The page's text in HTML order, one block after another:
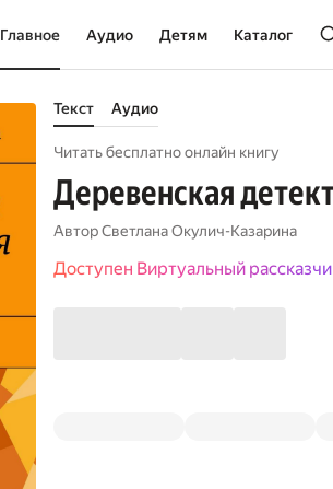
Главное Аудио Детям Каталог
Текст Аудио
Читать бесплатно онлайн книгу
Деревенская
АвторСветлана Окулич-Казарина
Доступен Виртуальный